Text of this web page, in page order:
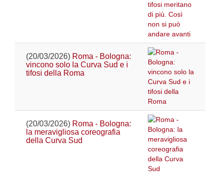
(20/03/2026) Roma - Bologna:
vincono solo la Curva Sud e i
tifosi della Roma
(20/03/2026) Roma - Bologna:
la meravigliosa coreografia
della Curva Sud